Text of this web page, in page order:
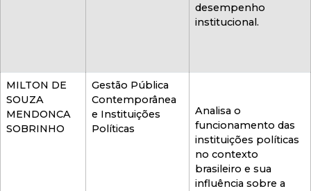
desempenho
institucional.
MILTON DE
SOUZA
MENDONCA
SOBRINHO
Gestão Pública
Contemporânea
e Instituições
Políticas
Analisa o
funcionamento das
instituições políticas
no contexto
brasileiro e sua
influência sobre a